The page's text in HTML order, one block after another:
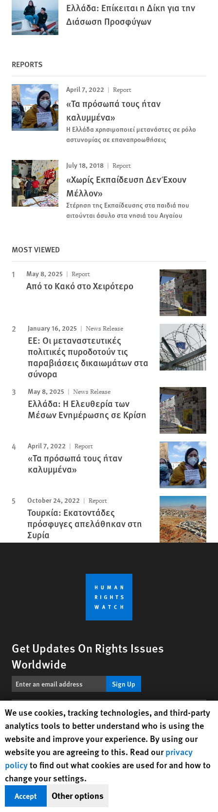
Ελλάδα: Επίκειται η Δίκη για την
Διάσωση Προσφύγων
REPORTS
April 7, 2022 Report
«Τα πρόσωπά τους ήταν
καλυμμένα»
Η Ελλάδα χρησιμοποιεί μετανάστες σε ρόλο
αστυνομίας σε επαναπροωθήσεις
July 18, 2018 Report
«Χωρίς Εκπαίδευση Δεν Έχουν
Μέλλον»
Στέρηση της Εκπαίδευσης στα παιδιά που
αιτούνται άσυλο στα νησιά του Αιγαίου
MOST VIEWED
May 8, 2025 Report
Από το Κακό στο Χειρότερο
January 16, 2025 News Release
ΕΕ: Οι μεταναστευτικές
πολιτικές πυροδοτούν τις
παραβιάσεις δικαιωμάτων στα
σύνορα
May 8, 2025 News Release
Ελλάδα: Η Ελευθερία των
Μέσων Ενημέρωσης σε Κρίση
April 7, 2022 Report
«Τα πρόσωπά τους ήταν
καλυμμένα»
October 24, 2022 Report
Τουρκία: Εκατοντάδες
πρόσφυγες απελάθηκαν στη
Συρία
Get Updates On Rights Issues
Worldwide
Sign Up
Connect With Us BlueSky
X Facebook
YouTube
Footer
menu
Text Version
© 2026 Human Rights Watch
Human Rights Watch| 350 Fifth Avenue, 34th Floor | New York,
10118-3299
Human Rights Watch cookie preferences
We use cookies, tracking technologies, and third-party
analytics tools to better understand who is using the
website and improve your experience. By using our
website you are agreeing to this. Read ourprivacy
policyto find out what cookies are used for and how to
change your settings.
Accept Other options